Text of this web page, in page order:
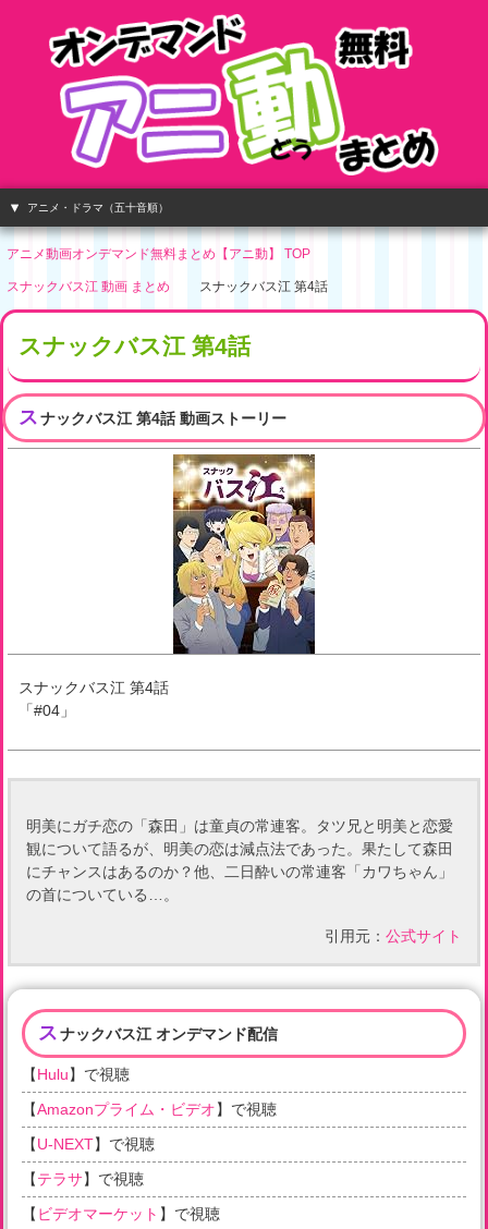
アニメ・ドラマ（五十音順）
アニメ動画オンデマンド無料まとめ【アニ動】 TOP
スナックバス江 動画 まとめ スナックバス江 第4話
スナックバス江 第4話
スナックバス江 第4話 動画ストーリー
スナックバス江 第4話
「#04 」
明美にガチ恋の「森田」は童貞の常連客。タツ兄と明美と恋愛
観について語るが、明美の恋は減点法であった。果たして森田
にチャンスはあるのか？他、二日酔いの常連客「カワちゃん」
の首についている…。
引用元： 公式サイト
スナックバス江 オンデマンド配信
【Hulu】で視聴
【Amazonプライム・ビデオ】で視聴
【U-NEXT】で視聴
【テラサ】で視聴
【 ビデオマーケット 】で視聴